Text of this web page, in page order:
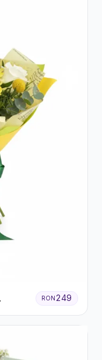
RON249